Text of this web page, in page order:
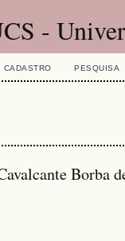
-
CADASTRO PESQUISA
Borba